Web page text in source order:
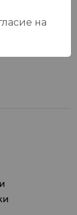
первым, кто
на